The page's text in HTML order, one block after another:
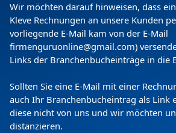
Copyright (c) 2024 by Firmenguru
Wir möchten darauf hinweisen, dass
Kleve Rechnungen an unsere Kunden
vorliegende E-Mail kam von der E-Mail
firmenguruonline@gmail.com)
Links der Branchenbucheinträge in die
Sollten Sie eine E-Mail mit einer
auch Ihr Branchenbucheintrag als Link
diese nicht von uns und wir möchten
distanzieren.